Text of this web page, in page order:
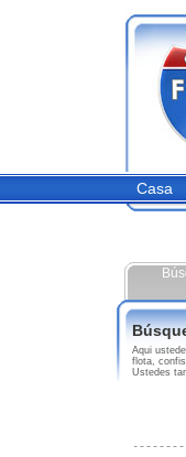
Casa
Aqui
flota,
Ustedes